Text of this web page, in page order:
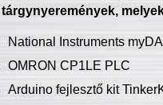
tárgynyeremények,
National Instruments
OMRON CP1LE PLC
Arduino fejlesztő kit